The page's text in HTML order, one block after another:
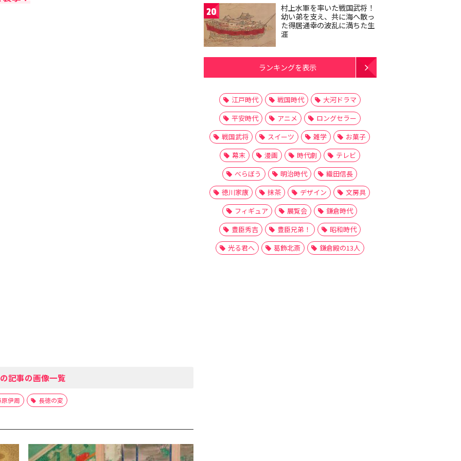
記事の画像一覧
原伊周 長徳の変
20
村上水軍を率いた戦国武将！
幼い弟を支え、共に海へ散っ
た得居通幸の波乱に満ちた生
涯
ランキングを表示
江戸時代 戦国時代
大河ドラマ
平安時代
アニメ
ロングセラー
戦国武将
スイーツ 雑学
お菓子
幕末
漫画 時代劇
テレビ
べらぼう
明治時代
織田信長
徳川家康
抹茶 デザイン
文房具
フィギュア
展覧会
鎌倉時代
豊臣秀吉
豊臣兄弟！
昭和時代
光る君へ
葛飾北斎 鎌倉殿の13人